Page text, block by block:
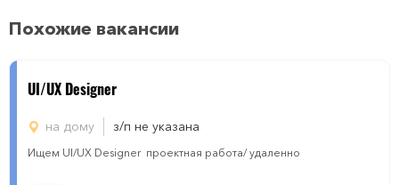
Похожие вакансии
UI/UX Designer
на дому з/п не указана
Ищем UI/UX Designer проектная работа/ удаленно